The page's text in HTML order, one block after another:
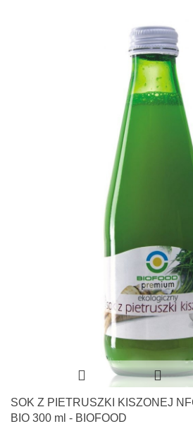
SOK Z PIETRUSZKI KISZONEJ
BIO 300 ml - BIOFOOD